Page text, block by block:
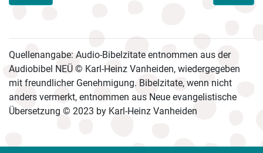
Quellenangabe: Audio-Bibelzitate entnommen aus der
Audiobibel NEÜ © Karl-Heinz Vanheiden, wiedergegeben
mit freundlicher Genehmigung. Bibelzitate, wenn nicht
anders vermerkt, entnommen aus Neue evangelistische
Übersetzung © 2023 by Karl-Heinz Vanheiden